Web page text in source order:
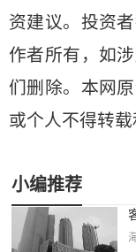
资建议。投资
作者所有，如
们删除。本网
或个人不得转载
小编推荐